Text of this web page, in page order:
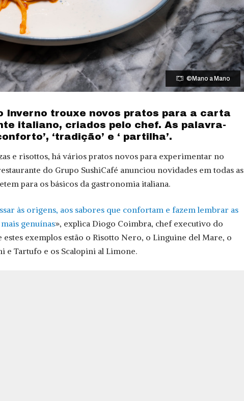
©Mano a Mano
Inverno trouxe novos pratos para a carta
italiano, criados pelo chef. As palavra-
‘tradição’ e ‘ partilha’.
e risottos, há vários pratos novos para experimentar no
do Grupo SushiCafé anunciou novidades em todas as
para os básicos da gastronomia italiana.
às origens, aos sabores que confortam e fazem lembrar as
genuínas», explica Diogo Coimbra, chef executivo do
estes exemplos estão o Risotto Nero, o Linguine del Mare, o
e Tartufo e os Scalopini al Limone.